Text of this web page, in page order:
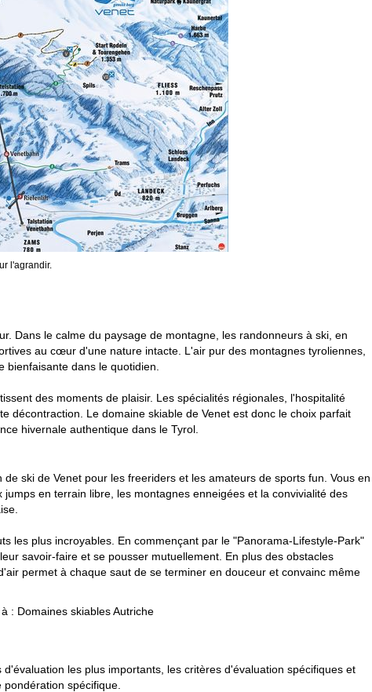
l'agrandir.
Dans le calme du paysage de montagne, les randonneurs à ski, en
au cœur d'une nature intacte. L'air pur des montagnes tyroliennes,
dans le quotidien.
des moments de plaisir. Les spécialités régionales, l'hospitalité
décontraction. Le domaine skiable de Venet est donc le choix parfait
hivernale authentique dans le Tyrol.
ski de Venet pour les freeriders et les amateurs de sports fun. Vous en
en terrain libre, les montagnes enneigées et la convivialité des
les plus incroyables. En commençant par le "Panorama-Lifestyle-Park"
savoir-faire et se pousser mutuellement. En plus des obstacles
permet à chaque saut de se terminer en douceur et convainc même
: Domaines skiables Autriche
les plus importants, les critères d'évaluation spécifiques et
spécifique.